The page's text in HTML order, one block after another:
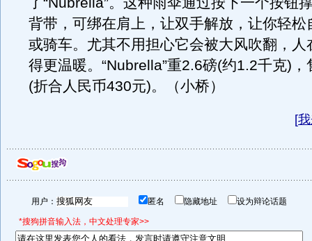
背带，可绑在肩上，让双手解放，让你轻松
或骑车。尤其不用担心它会被大风吹翻，人
得更温暖。“Nubrella”重2.6磅(约1.2千克)
(折合人民币430元)。（小桥）
[
用户： 匿名 隐藏地址 设为辩论话题
*搜狗拼音输入法，中文处理专家>>